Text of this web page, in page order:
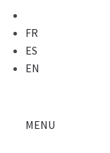
FR
ES
EN
MENU